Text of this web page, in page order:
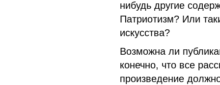
нибудь другие
Патриотизм? Или
искусства?
Возможна ли
конечно, что все
произведение